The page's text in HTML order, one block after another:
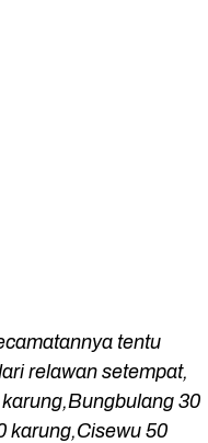
tentu
relawan setempat,
30
karung,Cisewu 50